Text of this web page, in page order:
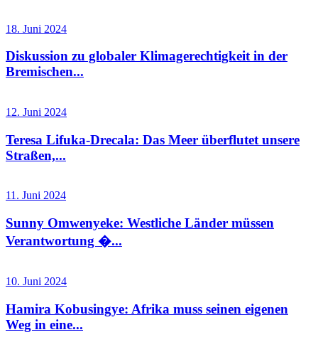
18. Juni 2024
Diskussion zu globaler Klimagerechtigkeit in der
Bremischen...
12. Juni 2024
Teresa Lifuka-Drecala: Das Meer überflutet unsere
Straßen,...
11. Juni 2024
Sunny Omwenyeke: Westliche Länder müssen
Verantwortung �...
10. Juni 2024
Hamira Kobusingye: Afrika muss seinen eigenen
Weg in eine...